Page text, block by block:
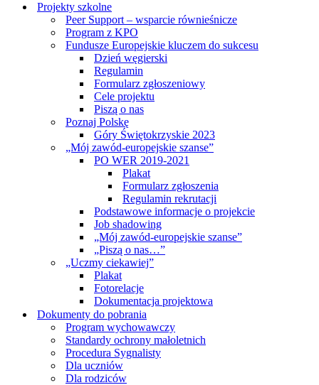
Projekty szkolne
Peer Support – wsparcie równieśnicze
Program z KPO
Fundusze Europejskie kluczem do sukcesu
Dzień węgierski
Regulamin
Formularz zgłoszeniowy
Cele projektu
Piszą o nas
Poznaj Polskę
Góry Świętokrzyskie 2023
„Mój zawód-europejskie szanse”
PO WER 2019-2021
Plakat
Formularz zgłoszenia
Regulamin rekrutacji
Podstawowe informacje o projekcie
Job shadowing
„Mój zawód-europejskie szanse”
„Piszą o nas…”
„Uczmy ciekawiej”
Plakat
Fotorelacje
Dokumentacja projektowa
Dokumenty do pobrania
Program wychowawczy
Standardy ochrony małoletnich
Procedura Sygnalisty
Dla uczniów
Dla rodziców